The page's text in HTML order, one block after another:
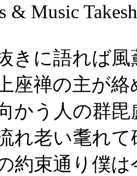
& Music
きに語れば風
座禅の主が
かう人の群
れ老い耄れ
約束通り僕